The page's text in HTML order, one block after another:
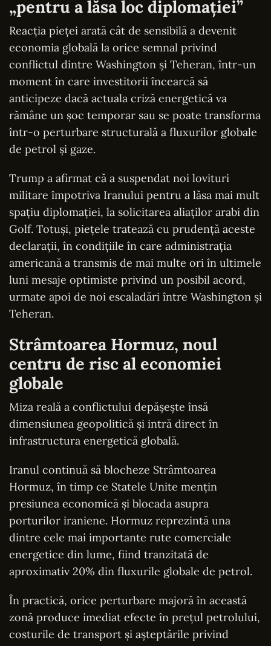
„pentru a lăsa loc diplomației”
Reacția pieței arată cât de sensibilă a devenit
economia globală la orice semnal privind
conflictul dintre Washington și Teheran, într-un
moment în care investitorii încearcă să
anticipeze dacă actuala criză energetică va
rămâne un șoc temporar sau se poate transforma
într-o perturbare structurală a fluxurilor globale
de petrol și gaze.
Trump a afirmat că a suspendat noi lovituri
militare împotriva Iranului pentru a lăsa mai mult
spațiu diplomației, la solicitarea aliaților arabi din
Golf. Totuși, piețele tratează cu prudență aceste
declarații, în condițiile în care administrația
americană a transmis de mai multe ori în ultimele
luni mesaje optimiste privind un posibil acord,
urmate apoi de noi escaladări între Washington și
Teheran.
Strâmtoarea Hormuz, noul
centru de risc al economiei
globale
Miza reală a conflictului depășește însă
dimensiunea geopolitică și intră direct în
infrastructura energetică globală.
Iranul continuă să blocheze Strâmtoarea
Hormuz, în timp ce Statele Unite mențin
presiunea economică și blocada asupra
porturilor iraniene. Hormuz reprezintă una
dintre cele mai importante rute comerciale
energetice din lume, fiind tranzitată de
aproximativ 20% din fluxurile globale de petrol.
În practică, orice perturbare majoră în această
zonă produce imediat efecte în prețul petrolului,
costurile de transport și așteptările privind